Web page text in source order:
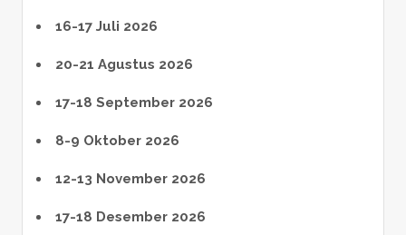
16-17 Juli 2026
20-21 Agustus 2026
17-18 September 2026
8-9 Oktober 2026
12-13 November 2026
17-18 Desember 2026